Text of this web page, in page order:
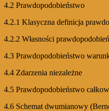
4.2 Prawdopodobieństwo
4.2.1 Klasyczna definicja
4.2.2 Własności
4.3 Prawdopodobieństwo
4.4 Zdarzenia niezależne
4.5 Prawdopodobieństwo
4.6 Schemat dwumianowy